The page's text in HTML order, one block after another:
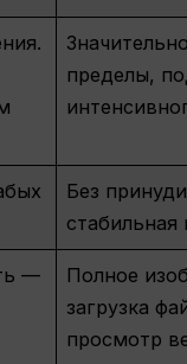
пределы,
Без
стабильная
—
Полное
загрузка
просмотр